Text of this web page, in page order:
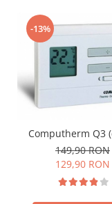
-13%
Computherm Q3
149,90 RON
129,90 RON